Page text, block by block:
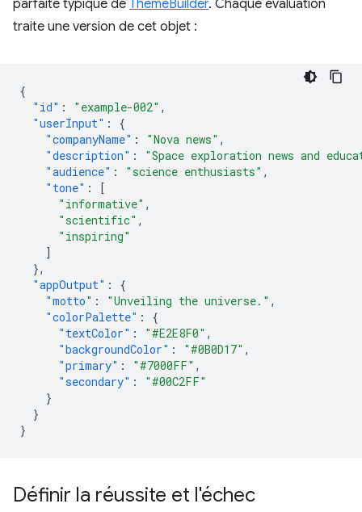
parfaite typique de ThemeBuilder. Chaque évaluation
traite une version de cet objet :
{
"id" : "example-002" ,
"userInput" :
{
"companyName" : "Nova news" ,
"description" :
"Space exploration news and
"audience" : "science enthusiasts" ,
"tone" :
[
"informative" ,
"scientific" ,
"inspiring"
]
},
"appOutput" :
{
"motto" : "Unveiling the universe." ,
"colorPalette" :
{
"textColor" : "#E2E8F0" ,
"backgroundColor" : "#0B0D17" ,
"primary" : "#7000FF" ,
"secondary" :
"#00C2FF"
}
}
}
Définir la réussite et l'échec